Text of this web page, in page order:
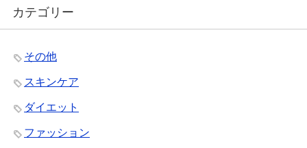
カテゴリー
その他
スキンケア
ダイエット
ファッション